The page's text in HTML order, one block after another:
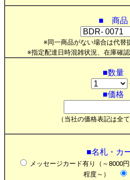
■ 商品
※同一商品がない場合は代替
※指定配達日時混雑状況、在庫確
■数量
■価格
（当社の価格表記は全
■名札・カ
メッセージカード有り（～8000
程度～）